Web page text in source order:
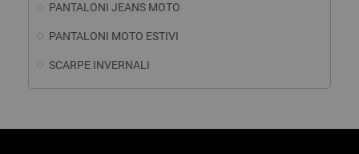
PANTALONI JEANS MOTO
PANTALONI MOTO ESTIVI
SCARPE INVERNALI